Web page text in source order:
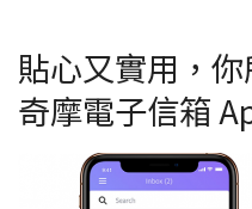
貼心又實用，
奇摩電子信箱